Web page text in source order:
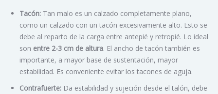
Tacón: Tan malo es un calzado completamente plano,
como un calzado con un tacón excesivamente alto. Esto se
debe al reparto de la carga entre antepié y retropié. Lo ideal
son entre 2-3 cm de altura. El ancho de tacón también es
importante, a mayor base de sustentación, mayor
estabilidad. Es conveniente evitar los tacones de aguja.
Contrafuerte: Da estabilidad y sujeción desde el talón, debe